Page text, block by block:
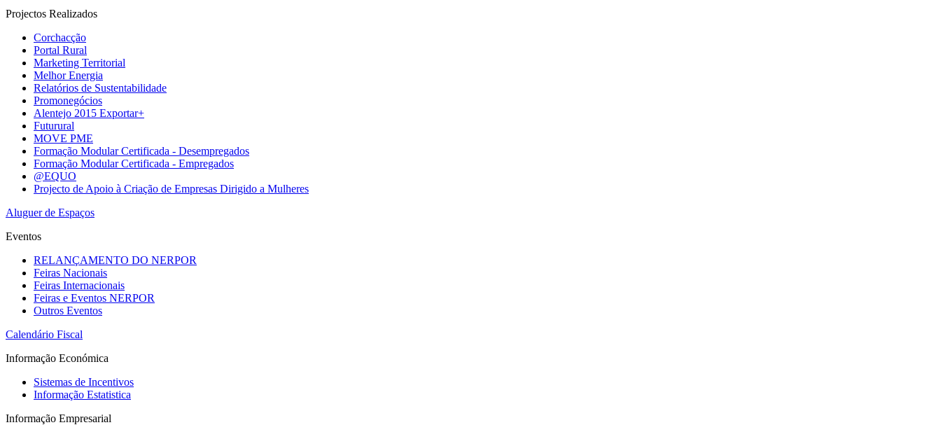
Projectos Realizados
Corchacção
Portal Rural
Marketing Territorial
Melhor Energia
Relatórios de Sustentabilidade
Promonegócios
Alentejo 2015 Exportar+
Futurural
MOVE PME
Formação Modular Certificada - Desempregados
Formação Modular Certificada - Empregados
@EQUO
Projecto de Apoio à Criação de Empresas Dirigido a Mulheres
Aluguer de Espaços
Eventos
RELANÇAMENTO DO NERPOR
Feiras Nacionais
Feiras Internacionais
Feiras e Eventos NERPOR
Outros Eventos
Calendário Fiscal
Informação Económica
Sistemas de Incentivos
Informação Estatistica
Informação Empresarial